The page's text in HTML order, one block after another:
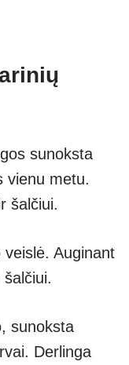
sunoksta
vienu metu.
šalčiui.
Auginant
sunoksta
Derlinga